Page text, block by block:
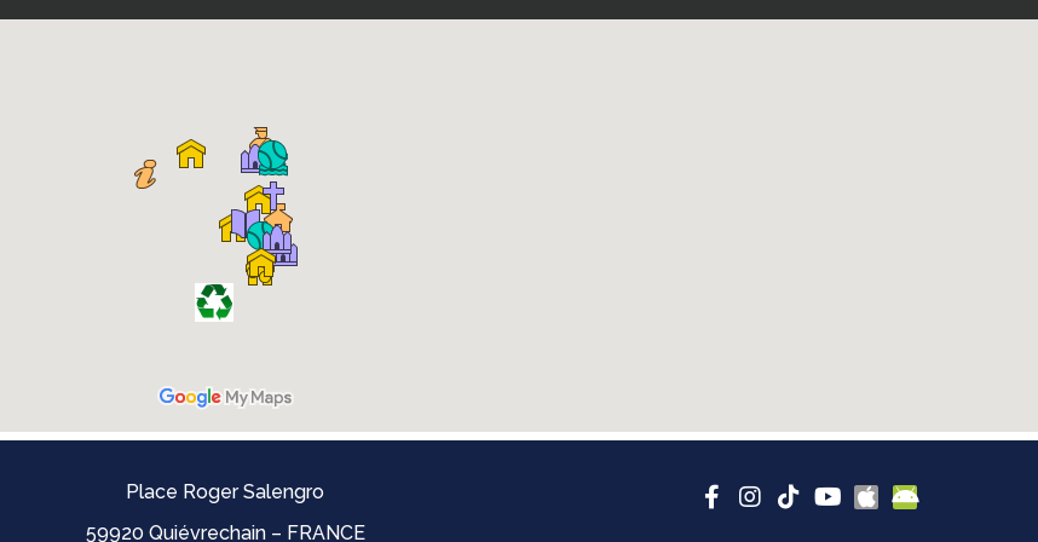
Place Roger Salengro
59920 Quiévrechain – FRANCE